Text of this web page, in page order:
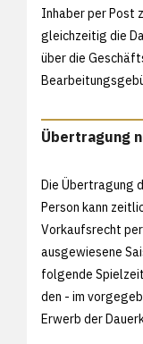
Inhaber per Post
gleichzeitig die
über die
Übertragung
Die Übertragung
Person kann
Vorkaufsrecht
ausgewiesene
folgende
den - im
Erwerb der